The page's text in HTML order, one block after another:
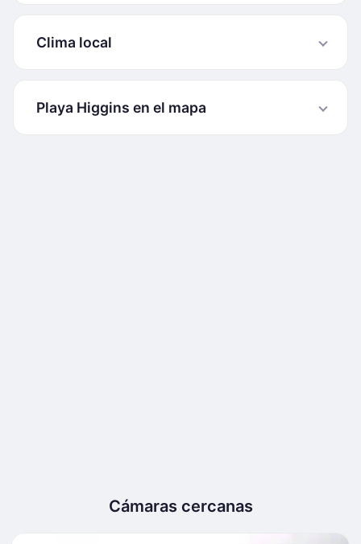
Clima local
Playa Higgins en el mapa
Cámaras cercanas